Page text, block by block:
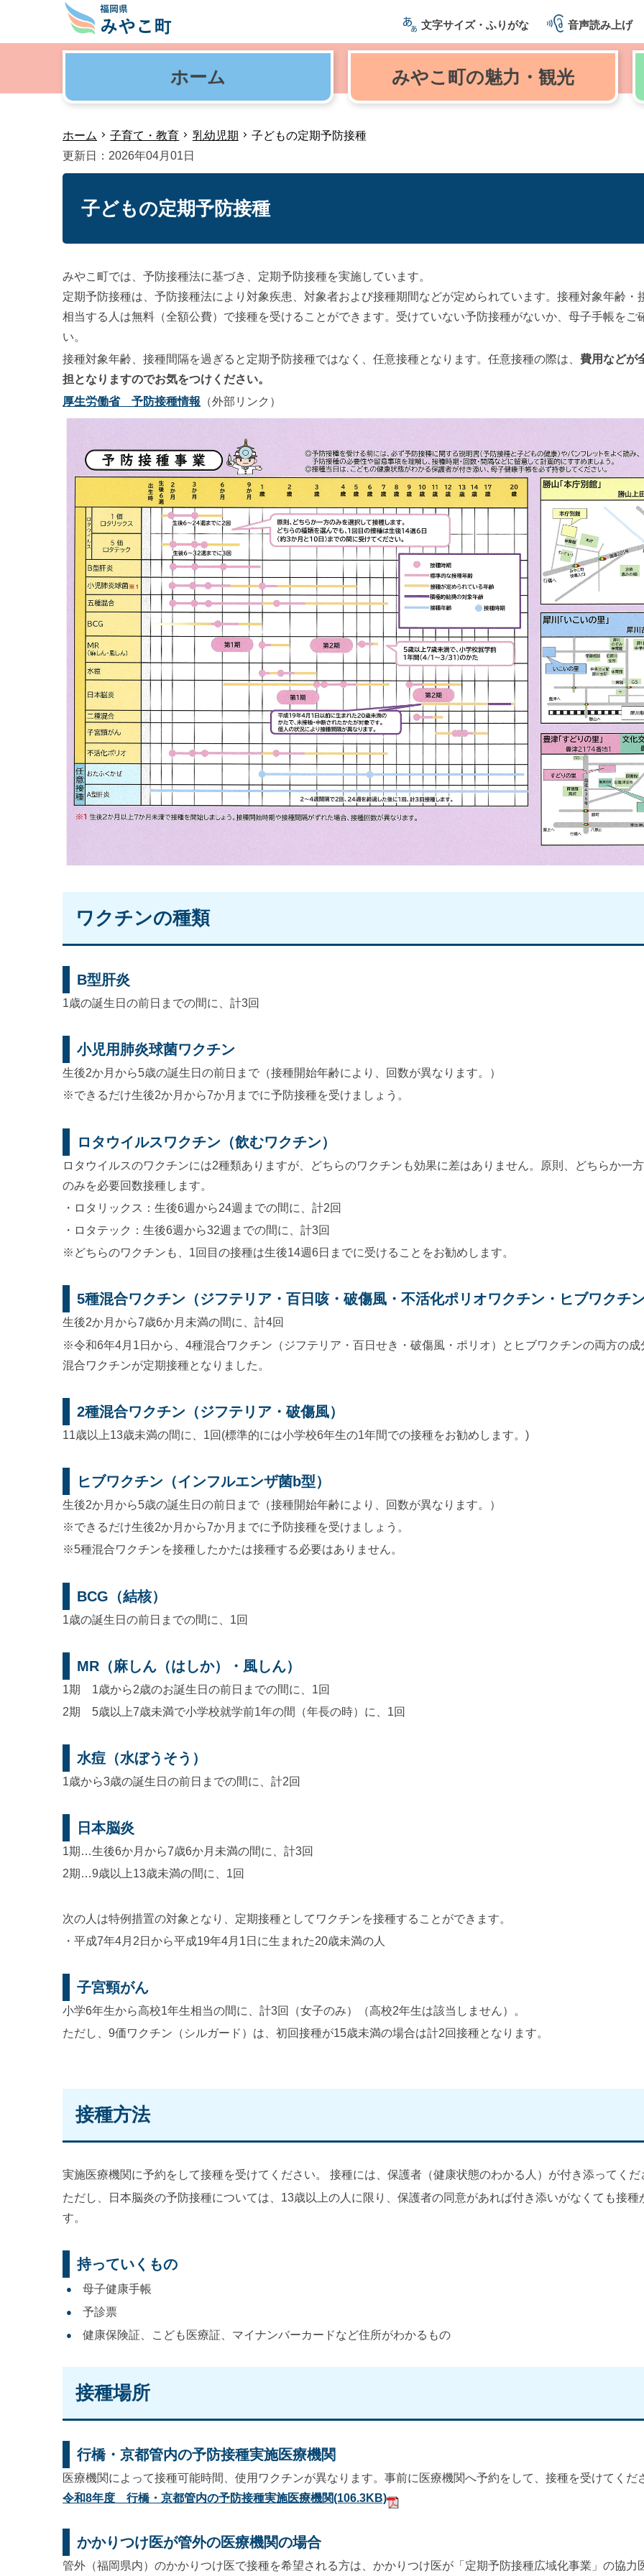
文字サイズ・ふりがな 音声読み上げ
ホーム みやこ町の魅力・観光
ホーム 子育て・教育 乳幼児期
子どもの定期予防接種
更新日：2026年04月01日
子どもの定期予防接種
みやこ町では、予防接種法に基づき、定期予防接種を実施しています。
定期予防接種は、予防接種法により対象疾患、対象者および接種期間などが定められています。接種対象年齢・
相当する人は無料（全額公費）で接種を受けることができます。受けていない予防接種がないか、母子手帳をご
い。
接種対象年齢、接種間隔を過ぎると定期予防接種ではなく、任意接種となります。任意接種の際は、 費用などが
担となりますのでお気をつけください。
厚生労働省 予防接種情報 （外部リンク）
ワクチンの種類
B型肝炎
1歳の誕生日の前日までの間に、計3回
小児用肺炎球菌ワクチン
生後2か月から5歳の誕生日の前日まで（接種開始年齢により、回数が異なります。）
※できるだけ生後2か月から7か月までに予防接種を受けましょう。
ロタウイルスワクチン（飲むワクチン）
ロタウイルスのワクチンには2種類ありますが、どちらのワクチンも効果に差はありません。原則、どちらか一
のみを必要回数接種します。
・ロタリックス：生後6週から24週までの間に、計2回
・ロタテック：生後6週から32週までの間に、計3回
※どちらのワクチンも、1回目の接種は生後14週6日までに受けることをお勧めします。
5種混合ワクチン（ジフテリア・百日咳・破傷風・不活化ポリオワクチン・ヒブワクチン
生後2か月から7歳6か月未満の間に、計4回
※令和6年4月1日から、4種混合ワクチン（ジフテリア・百日せき・破傷風・ポリオ）とヒブワクチンの両方の成
混合ワクチンが定期接種となりました。
2種混合ワクチン（ジフテリア・破傷風）
11歳以上13歳未満の間に、1回(標準的には小学校6年生の1年間での接種をお勧めします。)
ヒブワクチン（インフルエンザ菌b型）
生後2か月から5歳の誕生日の前日まで（接種開始年齢により、回数が異なります。）
※できるだけ生後2か月から7か月までに予防接種を受けましょう。
※5種混合ワクチンを接種したかたは接種する必要はありません。
BCG（結核）
1歳の誕生日の前日までの間に、1回
MR（麻しん（はしか）・風しん）
1期 1歳から2歳のお誕生日の前日までの間に、1回
2期 5歳以上7歳未満で小学校就学前1年の間（年長の時）に、1回
水痘（水ぼうそう）
1歳から3歳の誕生日の前日までの間に、計2回
日本脳炎
1期…生後6か月から7歳6か月未満の間に、計3回
2期…9歳以上13歳未満の間に、1回
次の人は特例措置の対象となり、定期接種としてワクチンを接種することができます。
・平成7年4月2日から平成19年4月1日に生まれた20歳未満の人
子宮頸がん
小学6年生から高校1年生相当の間に、計3回（女子のみ）（高校2年生は該当しません）。
ただし、9価ワクチン（シルガード）は、初回接種が15歳未満の場合は計2回接種となります。
接種方法
実施医療機関に予約をして接種を受けてください。 接種には、保護者（健康状態のわかる人）が付き添ってくだ
ただし、日本脳炎の予防接種については、13歳以上の人に限り、保護者の同意があれば付き添いがなくても接種
す。
持っていくもの
母子健康手帳
予診票
健康保険証、こども医療証、マイナンバーカードなど住所がわかるもの
接種場所
行橋・京都管内の予防接種実施医療機関
医療機関によって接種可能時間、使用ワクチンが異なります。事前に医療機関へ予約をして、接種を受けてくだ
令和8年度 行橋・京都管内の予防接種実施医療機関(106.3KB)
かかりつけ医が管外の医療機関の場合
管外（福岡県内）のかかりつけ医で接種を希望される方は、かかりつけ医が「定期予防接種広域化事業」の協力